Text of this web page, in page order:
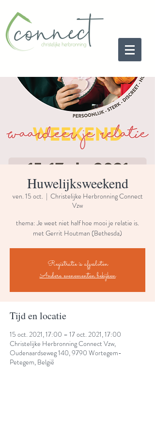
Huwelijksweekend
ven. 15 oct.
  |
Christelijke Herbronning Connect
Vzw
thema: Je weet niet half hoe mooi je relatie is.
met Gerrit Houtman (Bethesda)
Registratie is afgesloten
Andere evenementen bekijken
Tijd en locatie
15 oct. 2021, 17:00 – 17 oct. 2021, 17:00
Christelijke Herbronning Connect Vzw,
Oudenaardseweg 140, 9790 Wortegem-
Petegem, België